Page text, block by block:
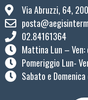
Via Abruzzi, 64,
02.84161364
Mattina Lun –
Pomeriggio Lun-
Sabato e